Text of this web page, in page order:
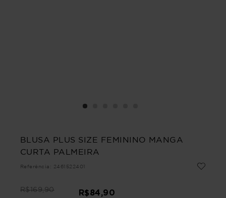
BLUSA PLUS SIZE FEMININO MANGA
CURTA PALMEIRA
Referência : 2461522401
R$169,90 R$84,90